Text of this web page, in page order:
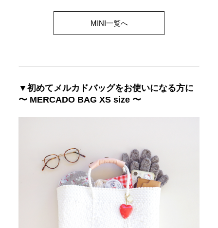
MINI一覧へ
▼初めてメルカドバッグをお使いになる方に
〜 MERCADO BAG XS size 〜